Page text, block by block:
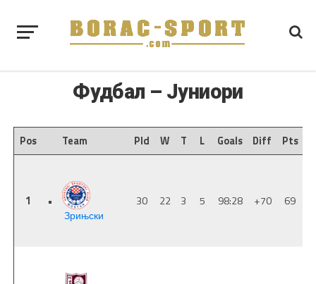
Фудбал – Јуниори
Pos Team Pld W T L Goals Diff Pts
1
•
Зрињски
30 22 3 5 98:28 +70 69